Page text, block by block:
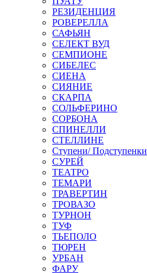
РЕЗИДЕНЦИЯ
РОВЕРЕЛЛА
САФЬЯН
СЕЛЕКТ ВУД
СЕМПИОНЕ
СИБЕЛЕС
СИЕНА
СИЯНИЕ
СКАРПА
СОЛЬФЕРИНО
СОРБОНА
СПИНЕЛЛИ
СТЕЛЛИНЕ
Ступени/ Подступенки
СУРЕЙ
ТЕАТРО
ТЕМАРИ
ТРАВЕРТИН
ТРОВАЗО
ТУРНОН
ТУФ
ТЬЕПОЛО
ТЮРЕН
УРБАН
ФАРУ